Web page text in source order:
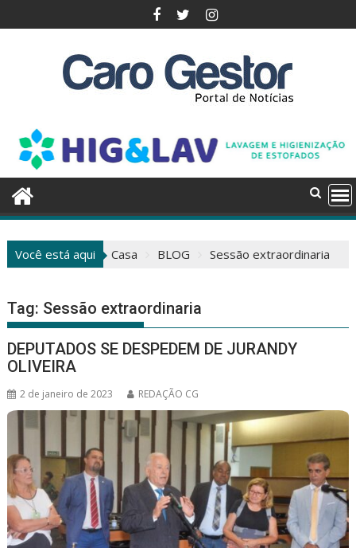
para
Você está aqui Casa BLOG Sessão extraordinaria
Tag: Sessão extraordinaria
DEPUTADOS SE DESPEDEM DE JURANDY
OLIVEIRA
2 de janeiro de 2023 REDAÇÃO CG